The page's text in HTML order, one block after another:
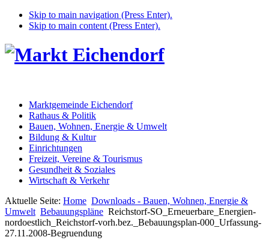
Skip to main navigation (Press Enter).
Skip to main content (Press Enter).
Marktgemeinde Eichendorf
Rathaus & Politik
Bauen, Wohnen, Energie & Umwelt
Bildung & Kultur
Einrichtungen
Freizeit, Vereine & Tourismus
Gesundheit & Soziales
Wirtschaft & Verkehr
Aktuelle Seite: Home Downloads - Bauen, Wohnen, Energie &
Umwelt Bebauungspläne Reichstorf-SO_Erneuerbare_Energien-
nordoestlich_Reichstorf-vorh.bez._Bebauungsplan-000_Urfassung-
27.11.2008-Begruendung